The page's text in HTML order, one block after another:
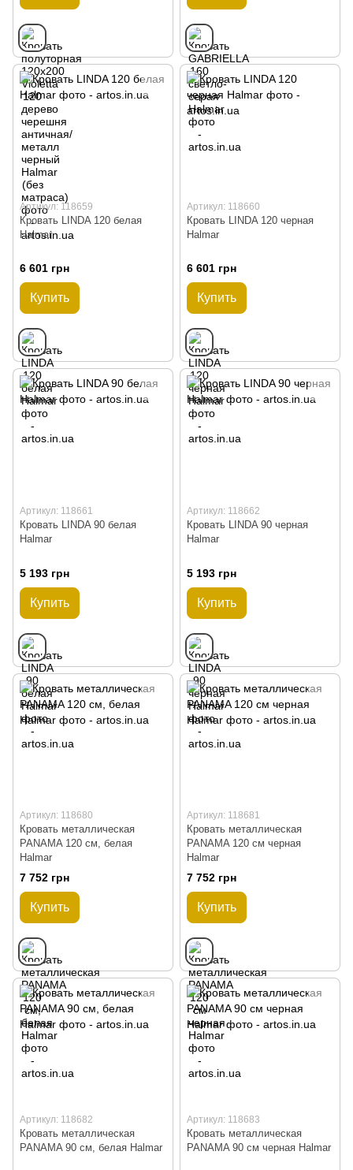
Артикул: 118659
Кровать LINDA 120 белая
Halmar
6 601 грн
Купить
Артикул: 118660
Кровать LINDA 120 черная
Halmar
6 601 грн
Купить
Артикул: 118661
Кровать LINDA 90 белая
Halmar
5 193 грн
Купить
Артикул: 118662
Кровать LINDA 90 черная
Halmar
5 193 грн
Купить
Артикул: 118680
Кровать металлическая
PANAMA 120 см, белая
Halmar
7 752 грн
Купить
Артикул: 118681
Кровать металлическая
PANAMA 120 см черная
Halmar
7 752 грн
Купить
Артикул: 118682
Кровать металлическая
PANAMA 90 см, белая Halmar
Артикул: 118683
Кровать металлическая
PANAMA 90 см черная Halmar